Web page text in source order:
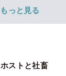
もっと見る
ホストと社畜